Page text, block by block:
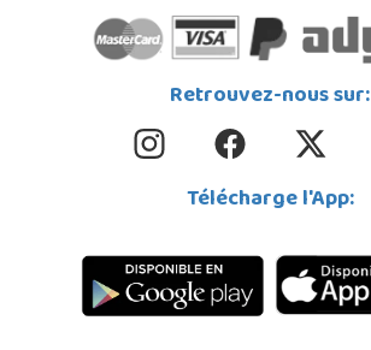
Retrouvez-nous sur:
Télécharge l'App: